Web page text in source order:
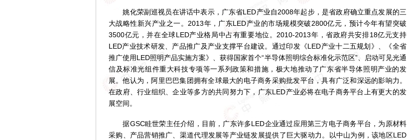
姚化荣副巡视员在讲话中表示，广东省LED产业自2008年起步，是省政府确立重点发展的三
大战略性新兴产业之一。2013年，广东LED产业的市场规模突破2800亿元，预计今年有望突破
3500亿元，并在全球LED产业格局中占有重要地位。2010-2013年，省政府共安排18亿元支持
LED产业技术研发、产品推广及产业支撑平台建设。通过印发《LED产业十二五规划》、《全省
推广使用LED照明产品实施方案》、获得国家首个“半导体照明综合标准化示范区”、启动可见光通
信及标准光组件重大科技专项等一系列政策和措施，极大地推动了广东省半导体照明产业的发
展。他认为，阿里巴巴集团拥有全球最大的电子商务采购批发平台，具有广泛和深远的影响力。
在政府、行业组织、企业等多方的共同努力下，广东LED产业必将在电子商务平台上有更大的发
展空间。
据GSC眭世荣主任介绍，目前，广东许多LED企业通过应用第三方电子商务平台，为原材料
采购、产品营销推广、渠道代理发展等产业链发展提供了巨大驱动力。以中山为例，该地区LED